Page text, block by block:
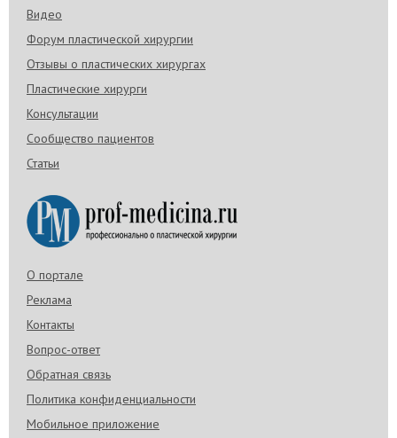
Видео
Форум пластической хирургии
Отзывы о пластических хирургах
Пластические хирурги
Консультации
Сообщество пациентов
Статьи
О портале
Реклама
Контакты
Вопрос-ответ
Обратная связь
Политика конфиденциальности
Мобильное приложение